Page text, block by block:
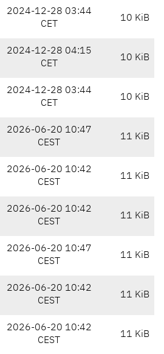
2024-12-28 03:44
CET
10 KiB
2024-12-28 04:15
CET
10 KiB
2024-12-28 03:44
CET
10 KiB
2026-06-20 10:47
CEST
11 KiB
2026-06-20 10:42
CEST
11 KiB
2026-06-20 10:42
CEST
11 KiB
2026-06-20 10:47
CEST
11 KiB
2026-06-20 10:42
CEST
11 KiB
2026-06-20 10:42
CEST
11 KiB